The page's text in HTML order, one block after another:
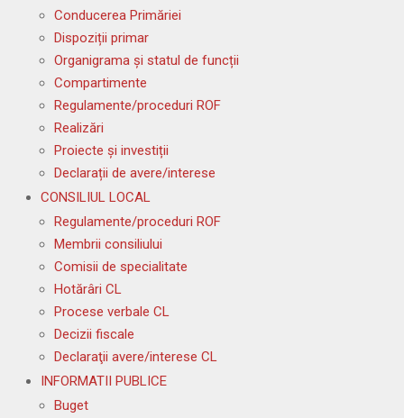
Conducerea Primăriei
Dispoziții primar
Organigrama și statul de funcții
Compartimente
Regulamente/proceduri ROF
Realizări
Proiecte și investiții
Declarații de avere/interese
CONSILIUL LOCAL
Regulamente/proceduri ROF
Membrii consiliului
Comisii de specialitate
Hotărâri CL
Procese verbale CL
Decizii fiscale
Declaraţii avere/interese CL
INFORMATII PUBLICE
Buget